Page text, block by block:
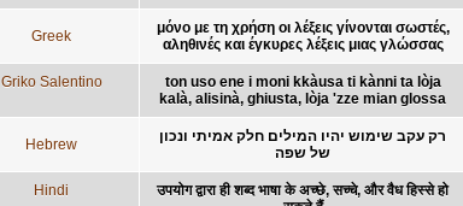
Greek
μόνο με τη χρήση οι λέξεις γίνονται σωστές,
αληθινές και έγκυρες λέξεις μιας γλώσσας
Griko Salentino
ton uso ene i moni kkàusa ti kànni ta lòja
kalà, alisinà, ghiusta, lòja 'zze mian glossa
Hebrew
רק עקב שימוש יהיו המילים חלק אמיתי ונכון
של שפה
Hindi
उपयोग द्वारा ही शब्द भाषा के अच्छे, सच्चे, और वैध हिस्से हो